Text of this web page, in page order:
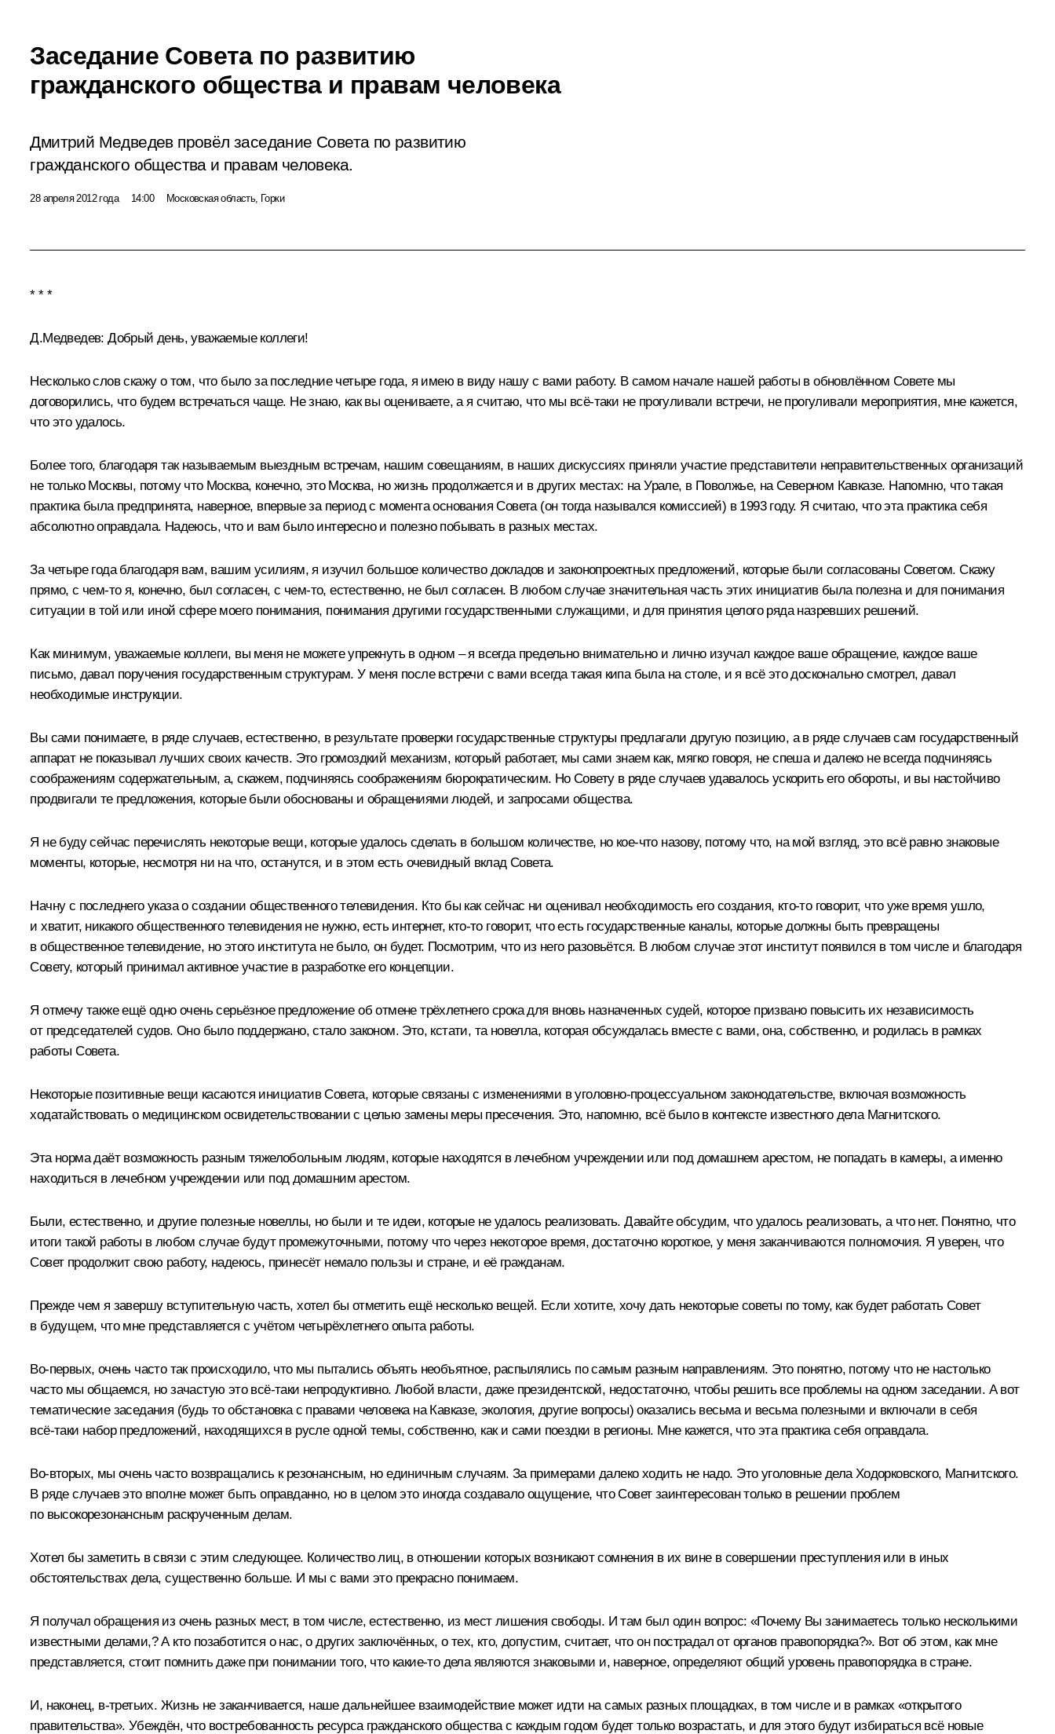
Заседание Совета по развитию
гражданского общества и правам человека
Дмитрий Медведев провёл заседание Совета по развитию
гражданского общества и правам человека.
28 апреля 2012 года 14:00 Московская область, Горки
* * *
Д.Медведев: Добрый день, уважаемые коллеги!
Несколько слов скажу о том, что было за последние четыре года, я имею в виду нашу с вами работу. В самом начале нашей работы в обновлённом Совете мы
договорились, что будем встречаться чаще. Не знаю, как вы оцениваете, а я считаю, что мы всё‑таки не прогуливали встречи, не прогуливали мероприятия, мне кажется,
что это удалось.
Более того, благодаря так называемым выездным встречам, нашим совещаниям, в наших дискуссиях приняли участие представители неправительственных организаций
не только Москвы, потому что Москва, конечно, это Москва, но жизнь продолжается и в других местах: на Урале, в Поволжье, на Северном Кавказе. Напомню, что такая
практика была предпринята, наверное, впервые за период с момента основания Совета (он тогда назывался комиссией) в 1993 году. Я считаю, что эта практика себя
абсолютно оправдала. Надеюсь, что и вам было интересно и полезно побывать в разных местах.
За четыре года благодаря вам, вашим усилиям, я изучил большое количество докладов и законопроектных предложений, которые были согласованы Советом. Скажу
прямо, с чем‑то я, конечно, был согласен, с чем‑то, естественно, не был согласен. В любом случае значительная часть этих инициатив была полезна и для понимания
ситуации в той или иной сфере моего понимания, понимания другими государственными служащими, и для принятия целого ряда назревших решений.
Как минимум, уважаемые коллеги, вы меня не можете упрекнуть в одном – я всегда предельно внимательно и лично изучал каждое ваше обращение, каждое ваше
письмо, давал поручения государственным структурам. У меня после встречи с вами всегда такая кипа была на столе, и я всё это досконально смотрел, давал
необходимые инструкции.
Вы сами понимаете, в ряде случаев, естественно, в результате проверки государственные структуры предлагали другую позицию, а в ряде случаев сам государственный
аппарат не показывал лучших своих качеств. Это громоздкий механизм, который работает, мы сами знаем как, мягко говоря, не спеша и далеко не всегда подчиняясь
соображениям содержательным, а, скажем, подчиняясь соображениям бюрократическим. Но Совету в ряде случаев удавалось ускорить его обороты, и вы настойчиво
продвигали те предложения, которые были обоснованы и обращениями людей, и запросами общества.
Я не буду сейчас перечислять некоторые вещи, которые удалось сделать в большом количестве, но кое‑что назову, потому что, на мой взгляд, это всё равно знаковые
моменты, которые, несмотря ни на что, останутся, и в этом есть очевидный вклад Совета.
Начну с последнего указа о создании общественного телевидения. Кто бы как сейчас ни оценивал необходимость его создания, кто‑то говорит, что уже время ушло,
и хватит, никакого общественного телевидения не нужно, есть интернет, кто‑то говорит, что есть государственные каналы, которые должны быть превращены
в общественное телевидение, но этого института не было, он будет. Посмотрим, что из него разовьётся. В любом случае этот институт появился в том числе и благодаря
Совету, который принимал активное участие в разработке его концепции.
Я отмечу также ещё одно очень серьёзное предложение об отмене трёхлетнего срока для вновь назначенных судей, которое призвано повысить их независимость
от председателей судов. Оно было поддержано, стало законом. Это, кстати, та новелла, которая обсуждалась вместе с вами, она, собственно, и родилась в рамках
работы Совета.
Некоторые позитивные вещи касаются инициатив Совета, которые связаны с изменениями в уголовно-процессуальном законодательстве, включая возможность
ходатайствовать о медицинском освидетельствовании с целью замены меры пресечения. Это, напомню, всё было в контексте известного дела Магнитского.
Эта норма даёт возможность разным тяжелобольным людям, которые находятся в лечебном учреждении или под домашнем арестом, не попадать в камеры, а именно
находиться в лечебном учреждении или под домашним арестом.
Были, естественно, и другие полезные новеллы, но были и те идеи, которые не удалось реализовать. Давайте обсудим, что удалось реализовать, а что нет. Понятно, что
итоги такой работы в любом случае будут промежуточными, потому что через некоторое время, достаточно короткое, у меня заканчиваются полномочия. Я уверен, что
Совет продолжит свою работу, надеюсь, принесёт немало пользы и стране, и её гражданам.
Прежде чем я завершу вступительную часть, хотел бы отметить ещё несколько вещей. Если хотите, хочу дать некоторые советы по тому, как будет работать Совет
в будущем, что мне представляется с учётом четырёхлетнего опыта работы.
Во‑первых, очень часто так происходило, что мы пытались объять необъятное, распылялись по самым разным направлениям. Это понятно, потому что не настолько
часто мы общаемся, но зачастую это всё‑таки непродуктивно. Любой власти, даже президентской, недостаточно, чтобы решить все проблемы на одном заседании. А вот
тематические заседания (будь то обстановка с правами человека на Кавказе, экология, другие вопросы) оказались весьма и весьма полезными и включали в себя
всё‑таки набор предложений, находящихся в русле одной темы, собственно, как и сами поездки в регионы. Мне кажется, что эта практика себя оправдала.
Во‑вторых, мы очень часто возвращались к резонансным, но единичным случаям. За примерами далеко ходить не надо. Это уголовные дела Ходорковского, Магнитского.
В ряде случаев это вполне может быть оправданно, но в целом это иногда создавало ощущение, что Совет заинтересован только в решении проблем
по высокорезонансным раскрученным делам.
Хотел бы заметить в связи с этим следующее. Количество лиц, в отношении которых возникают сомнения в их вине в совершении преступления или в иных
обстоятельствах дела, существенно больше. И мы с вами это прекрасно понимаем.
Я получал обращения из очень разных мест, в том числе, естественно, из мест лишения свободы. И там был один вопрос: «Почему Вы занимаетесь только несколькими
известными делами,? А кто позаботится о нас, о других заключённых, о тех, кто, допустим, считает, что он пострадал от органов правопорядка?». Вот об этом, как мне
представляется, стоит помнить даже при понимании того, что какие‑то дела являются знаковыми и, наверное, определяют общий уровень правопорядка в стране.
И, наконец, в‑третьих. Жизнь не заканчивается, наше дальнейшее взаимодействие может идти на самых разных площадках, в том числе и в рамках «открытого
правительства». Убеждён, что востребованность ресурса гражданского общества с каждым годом будет только возрастать, и для этого будут избираться всё новые